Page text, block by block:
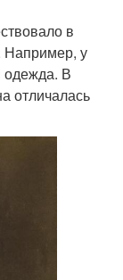
в
Например, у
одежда. В
отличалась